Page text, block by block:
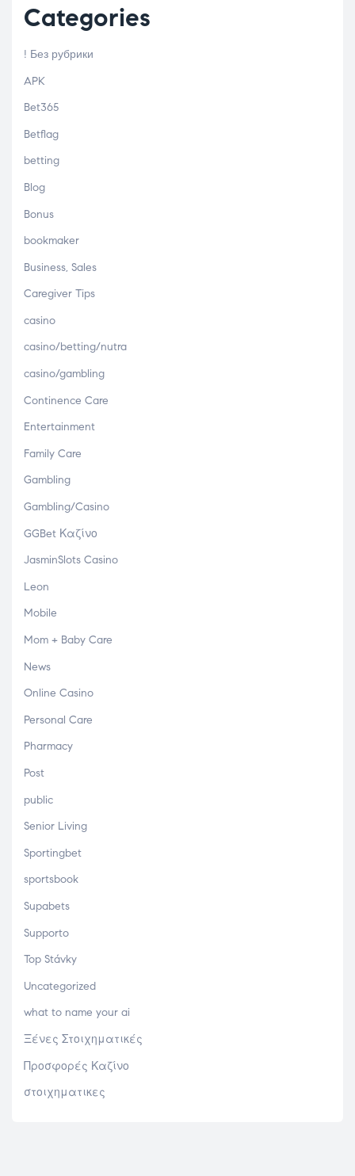
Categories
! Без рубрики
APK
Bet365
Betflag
betting
Blog
Bonus
bookmaker
Business, Sales
Caregiver Tips
casino
casino/betting/nutra
casino/gambling
Continence Care
Entertainment
Family Care
Gambling
Gambling/Casino
GGBet Καζίνο
JasminSlots Casino
Leon
Mobile
Mom + Baby Care
News
Online Casino
Personal Care
Pharmacy
Post
public
Senior Living
Sportingbet
sportsbook
Supabets
Supporto
Top Stávky
Uncategorized
what to name your ai
Ξένες Στοιχηματικές
Προσφορές Καζίνο
στοιχηματικες